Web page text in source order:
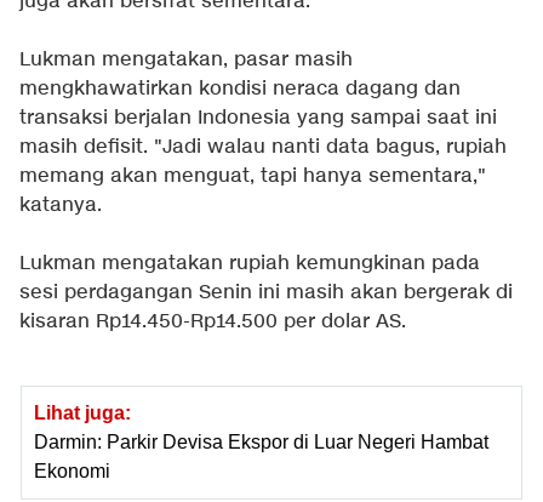
Lukman mengatakan, pasar masih
mengkhawatirkan kondisi neraca dagang dan
transaksi berjalan Indonesia yang sampai saat ini
masih defisit. "Jadi walau nanti data bagus, rupiah
memang akan menguat, tapi hanya sementara,"
katanya.
Lukman mengatakan rupiah kemungkinan pada
sesi perdagangan Senin ini masih akan bergerak di
kisaran Rp14.450-Rp14.500 per dolar AS.
Lihat juga:
Darmin: Parkir Devisa Ekspor di Luar Negeri Hambat
Ekonomi